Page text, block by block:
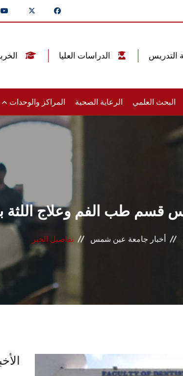
البحث العلمي الرعاية الصحية المراكز والوحدات
قسم طب الفم وعلاج اللثة
أخبار جامعة عين شمس تفاصيل الخبر